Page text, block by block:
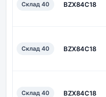
Склад 40 BZX84C18
Склад 40 BZX84C18
Склад 40 BZX84C18